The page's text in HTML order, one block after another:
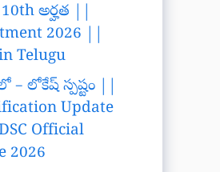
అర్హత ||
2026 ||
Telugu
– లోకేష్ స్పష్టం ||
Update
Official
2026